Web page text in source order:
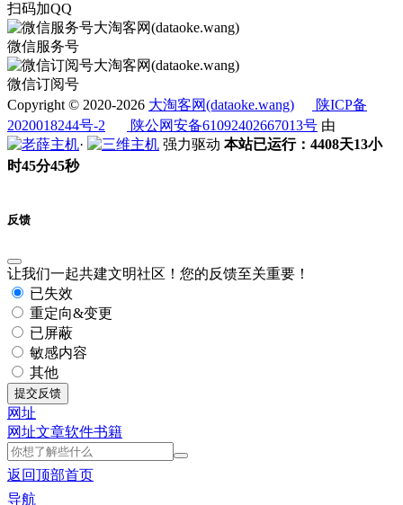
扫码加QQ
微信服务号
微信订阅号
Copyright © 2020-2026 大淘客网(dataoke.wang)
陕ICP备
2020018244号-2
陕公网安备61092402667013号 由
·
强力驱动 本站已运行：4408天13小
时45分45秒
反馈
让我们一起共建文明社区！您的反馈至关重要！
已失效
重定向&变更
已屏蔽
敏感内容
其他
提交反馈
网址
网址文章软件书籍
返回顶部首页
导航